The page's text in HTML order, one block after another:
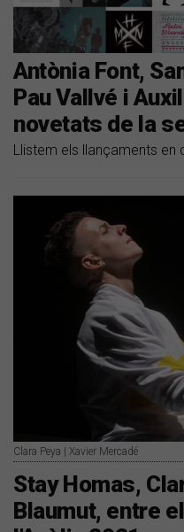
Antònia Font,
Pau Vallvé i
novetats de la
Llistem els llançaments en
Clara Peya | Xavier Mercadé
Stay Homas,
Blaumut, entre